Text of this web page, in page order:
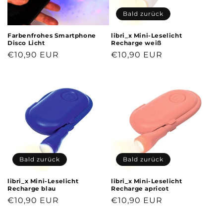
Farbenfrohes Smartphone
Disco Licht
Normaler
€10,90 EUR
Bald zurück
libri_x Mini-Leselicht
Recharge weiß
Normaler
€10,90 EUR
Bald zurück
libri_x Mini-Leselicht
Recharge blau
Normaler
€10,90 EUR
Bald zurück
libri_x Mini-Leselicht
Recharge apricot
Normaler
€10,90 EUR